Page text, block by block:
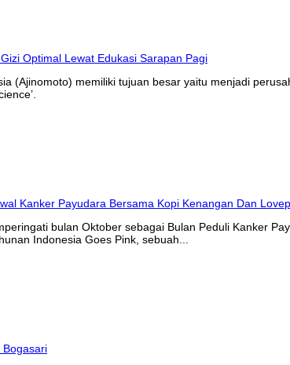
(Ajinomoto) memiliki tujuan besar yaitu menjadi
bulan Oktober sebagai Bulan Peduli Kanker
Indonesia Goes Pink, sebuah...